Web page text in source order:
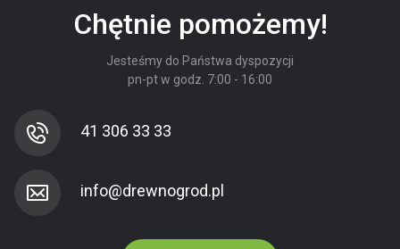
Chętnie pomożemy!
Jesteśmy do Państwa dyspozycji
pn-pt w godz. 7:00 - 16:00
41 306 33 33